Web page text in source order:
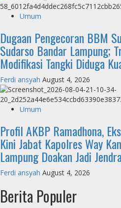
Umum
Dugaan Pengecoran BBM
Sudarso Bandar Lampung;
Modifikasi Tangki Diduga
Ferdi ansyah August 4, 2026
Umum
Profil AKBP Ramadhona,
Kini Jabat Kapolres Way
Lampung Doakan Jadi
Ferdi ansyah August 4, 2026
Berita Populer